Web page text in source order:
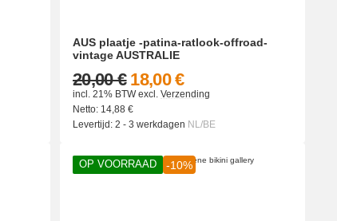
AUS plaatje -patina-ratlook-offroad-
vintage AUSTRALIE
18,00 €
20,00 €
incl. 21% BTWexcl. Verzending
Netto: 14,88 €
Levertijd: 2 - 3 werkdagen NL/BE
OP VOORRAAD -10%